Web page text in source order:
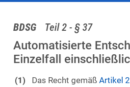
BDSG Teil 2 - § 37
Automatisierte
Einzelfall
Das Recht gemäßArtikel